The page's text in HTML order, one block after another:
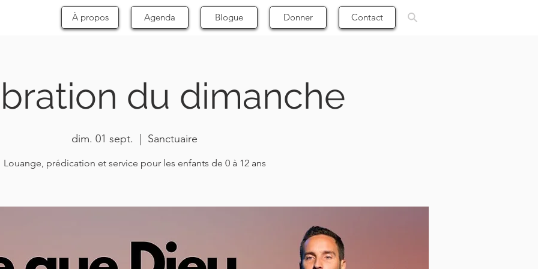
À propos Agenda Blogue Donner Contact
du dimanche
dim. 01 sept. Sanctuaire
Louange, prédication et service pour les enfants de 0 à 12 ans